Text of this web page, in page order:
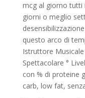
mcg al giorno tutti
giorni o meglio
questo arco di
Istruttore
Spettacolare °
con % di proteine
carb, low fat,